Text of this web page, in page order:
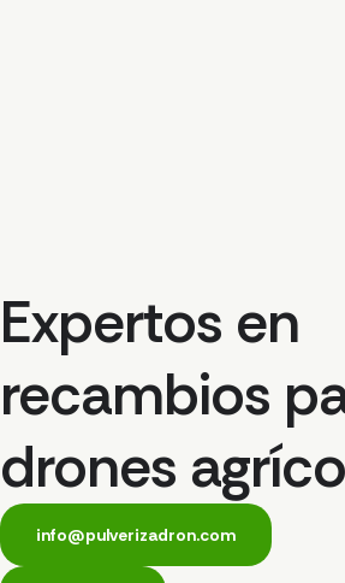
Expertos en
recambios
drones
info@pulverizadron.com